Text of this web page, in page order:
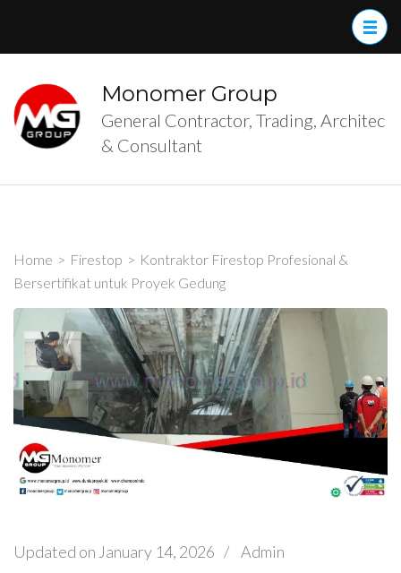
(Press
Enter)
Monomer Group
General Contractor, Trading, Architec
& Consultant
Home > Firestop > Kontraktor Firestop Profesional &
Bersertifikat untuk Proyek Gedung
Updated on January 14, 2026 / Admin